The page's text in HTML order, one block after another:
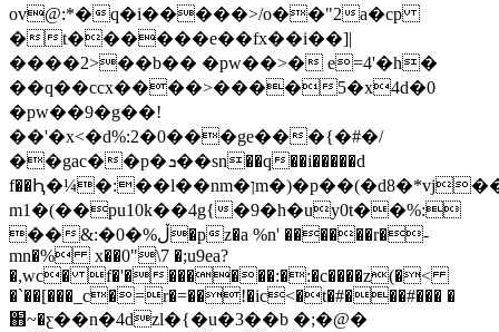
ov@:*�q�i�����>/o��"2a�cp
�t������e��fx��i��]|
����2>��b�� �pw��>� e=4'�h�
��q��ccx����>����5�x4d�0
�pw��9�g��!
��'�x<�d%:2�0���ge���{�#�/
��gac��p�ܖ��sn��q��i�����d
f��Ԧ�¼�:��l��nm�ןm�)�p��(�d8�*vj��-
m1�(��pu10k��4g{�9�h�uy0t��%:
��&:�0�%ڵ�pz�a %n' ������r�-
mn�% x��0"\7 �;u9ea?
�,wc� f�'�������:�:�c����z(�<
�`��[���_c�=r�=��!�іc<�t�#���#��� �
֋~�ƹ��n�4dzl�{�u�3��b �;�@�